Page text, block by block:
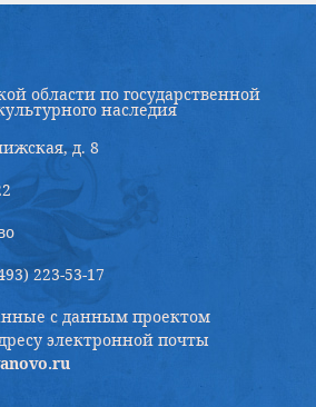
области по государственной
наследия
д. 8
223-53-17
с данным проектом
электронной почты